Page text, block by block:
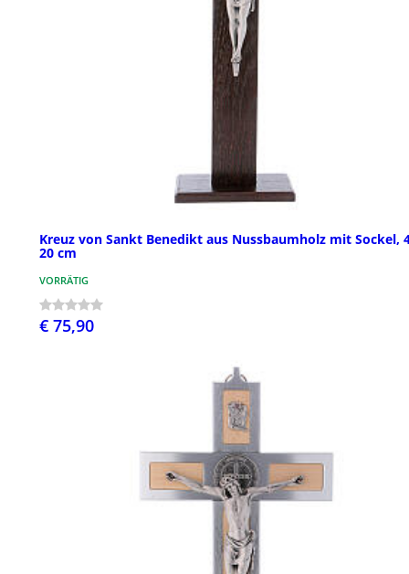
Kreuz von Sankt Benedikt aus Nussbaumholz mit Sockel,
20 cm
VORRÄTIG
€ 75,90